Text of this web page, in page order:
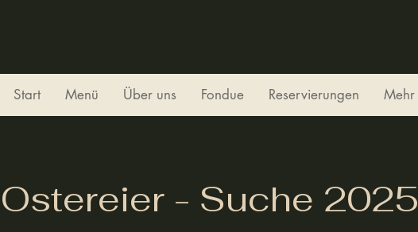
Start Menü Über uns Fondue Reservierungen Mehr
Ostereier - Suche 2025